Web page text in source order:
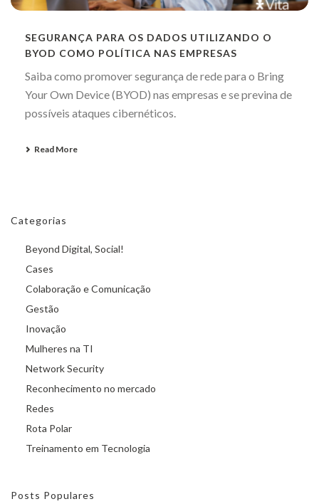
SEGURANÇA PARA OS DADOS UTILIZANDO O
BYOD COMO POLÍTICA NAS EMPRESAS
Saiba como promover segurança de rede para o Bring
Your Own Device (BYOD) nas empresas e se previna de
possíveis ataques cibernéticos.
Read More
Categorias
Beyond Digital, Social!
Cases
Colaboração e Comunicação
Gestão
Inovação
Mulheres na TI
Network Security
Reconhecimento no mercado
Redes
Rota Polar
Treinamento em Tecnologia
Posts Populares